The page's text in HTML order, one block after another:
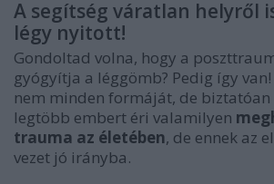
A segítség váratlan helyről
légy nyitott!
Gondoltad volna, hogy a
gyógyítja a léggömb? Pedig így
nem minden formáját, de biztatóan
legtöbb embert éri valamilyen
trauma az életében, de ennek az
vezet jó irányba.